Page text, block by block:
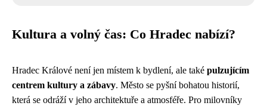
Kultura a volný čas: Co Hradec nabízí?
Hradec Králové není jen místem k bydlení, ale také pulzujícím
centrem kultury a zábavy. Město se pyšní bohatou historií,
která se odráží v jeho architektuře a atmosféře. Pro milovníky